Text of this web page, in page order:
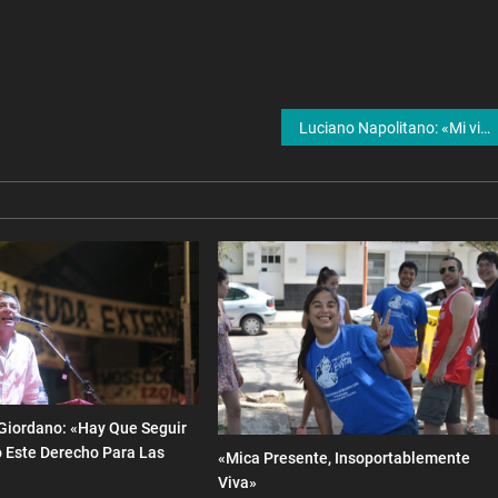
Luciano Napolitano: «Mi viejo es un emblema del rock nacional»
«Hay Que Seguir
Este Derecho Para Las
«Mica Presente, Insoportablemente
Viva»